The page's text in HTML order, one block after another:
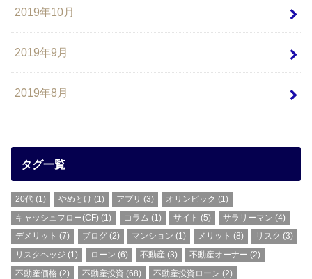
2019年10月
2019年9月
2019年8月
タグ一覧
20代 (1) やめとけ (1) アプリ (3) オリンピック (1)
キャッシュフロー(CF) (1) コラム (1) サイト (5) サラリーマン (4)
デメリット (7) ブログ(2) マンション (1) メリット (8) リスク (3)
リスクヘッジ (1) ローン (6) 不動産(3) 不動産オーナー (2)
不動産価格 (2) 不動産投資 (68) 不動産投資ローン (2)